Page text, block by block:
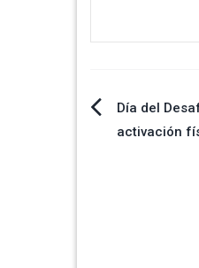
Día del
activación